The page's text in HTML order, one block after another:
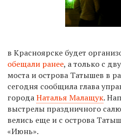
в Красноярске будет
обещали ранее, а только с
моста и острова Татышев в
сегодня сообщила глава
городаНаталья Малащук.
выстрелы праздничного
велись еще и с острова
«Июнь».